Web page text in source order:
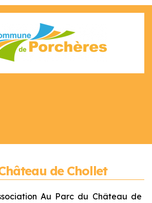
de Chollet
Au Parc du Château de